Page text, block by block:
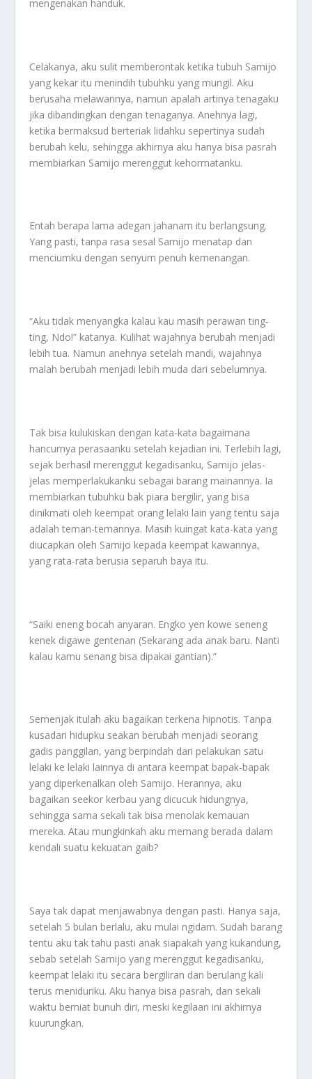
mengenakan handuk.
Celakanya, aku sulit memberontak ketika tubuh Samijo
yang kekar itu menindih tubuhku yang mungil. Aku
berusaha melawannya, namun apalah artinya tenagaku
jika dibandingkan dengan tenaganya. Anehnya lagi,
ketika bermaksud berteriak lidahku sepertinya sudah
berubah kelu, sehingga akhirnya aku hanya bisa pasrah
membiarkan Samijo merenggut kehormatanku.
Entah berapa lama adegan jahanam itu berlangsung.
Yang pasti, tanpa rasa sesal Samijo menatap dan
menciumku dengan senyum penuh kemenangan.
“Aku tidak menyangka kalau kau masih perawan ting-
ting, Ndo!” katanya. Kulihat wajahnya berubah menjadi
lebih tua. Namun anehnya setelah mandi, wajahnya
malah berubah menjadi lebih muda dari sebelumnya.
Tak bisa kulukiskan dengan kata-kata bagaimana
hancurnya perasaanku setelah kejadian ini. Terlebih lagi,
sejak berhasil merenggut kegadisanku, Samijo jelas-
jelas memperlakukanku sebagai barang mainannya. Ia
membiarkan tubuhku bak piara bergilir, yang bisa
dinikmati oleh keempat orang lelaki lain yang tentu saja
adalah teman-temannya. Masih kuingat kata-kata yang
diucapkan oleh Samijo kepada keempat kawannya,
yang rata-rata berusia separuh baya itu.
“Saiki eneng bocah anyaran. Engko yen kowe seneng
kenek digawe gentenan (Sekarang ada anak baru. Nanti
kalau kamu senang bisa dipakai gantian).”
Semenjak itulah aku bagaikan terkena hipnotis. Tanpa
kusadari hidupku seakan berubah menjadi seorang
gadis panggilan, yang berpindah dari pelakukan satu
lelaki ke lelaki lainnya di antara keempat bapak-bapak
yang diperkenalkan oleh Samijo. Herannya, aku
bagaikan seekor kerbau yang dicucuk hidungnya,
sehingga sama sekali tak bisa menolak kemauan
mereka. Atau mungkinkah aku memang berada dalam
kendali suatu kekuatan gaib?
Saya tak dapat menjawabnya dengan pasti. Hanya saja,
setelah 5 bulan berlalu, aku mulai ngidam. Sudah barang
tentu aku tak tahu pasti anak siapakah yang kukandung,
sebab setelah Samijo yang merenggut kegadisanku,
keempat lelaki itu secara bergiliran dan berulang kali
terus meniduriku. Aku hanya bisa pasrah, dan sekali
waktu berniat bunuh diri, meski kegilaan ini akhirnya
kuurungkan.